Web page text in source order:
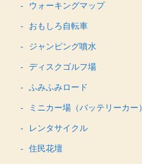
ウォーキングマップ
おもしろ自転車
ジャンピング噴水
ディスクゴルフ場
ふみふみロード
ミニカー場（バッテリーカー）
レンタサイクル
住民花壇